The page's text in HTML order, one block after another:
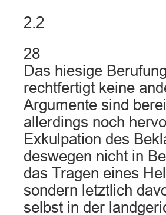
2.2
28
Das hiesige
rechtfertigt keine
Argumente sind
allerdings noch
Exkulpation des
deswegen nicht in
das Tragen eines
sondern letztlich
selbst in der